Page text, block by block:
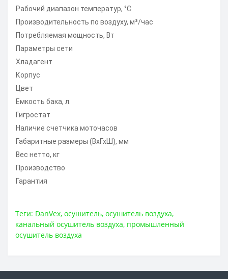
Рабочий диапазон температур, °С
Производительность по воздуху, м³/час
Потребляемая мощность, Вт
Параметры сети
Хладагент
Корпус
Цвет
Емкость бака, л.
Гигростат
Наличие счетчика моточасов
Габаритные размеры (ВхГхШ), мм
Вес нетто, кг
Производство
Гарантия
Теги: DanVex, осушитель, осушитель воздуха,
канальный осушитель воздуха, промышленный
осушитель воздуха